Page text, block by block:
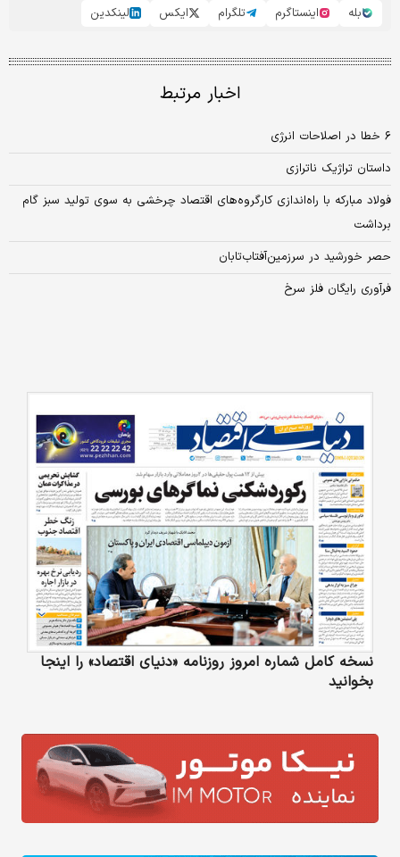
بله
اینستاگرم تلگرام ایکس لینکدین
اخبار مرتبط
۶ خطا در اصلاحات انرژی
داستان تراژیک ناترازی
فولاد مبارکه با راه‌اندازی کارگروه‌های اقتصاد چرخشی به سوی تولید سبز گام
برداشت
حصر خورشید در سرزمین‌آفتاب‌تابان
فرآوری رایگان فلز سرخ
نسخه کامل شماره امروز روزنامه «دنیای‌ اقتصاد» را اینجا
بخوانید